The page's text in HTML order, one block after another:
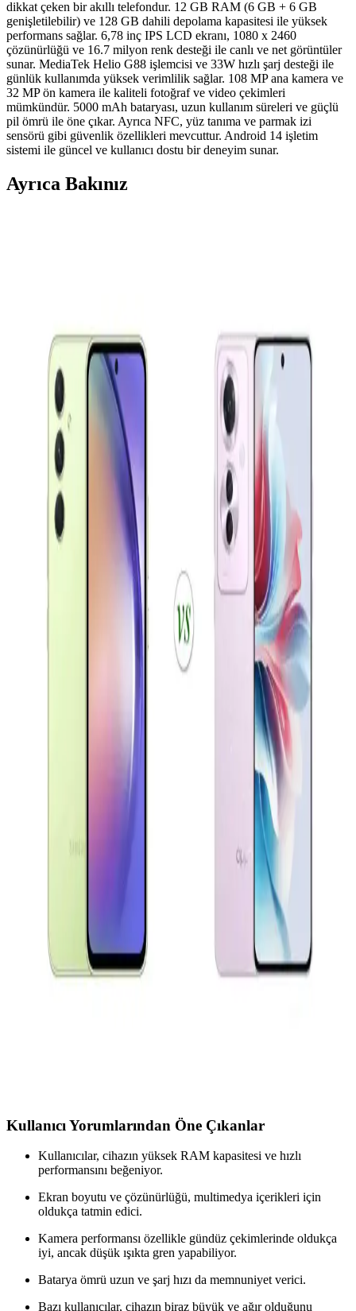
dikkat çeken bir akıllı telefondur. 12 GB RAM (6 GB + 6 GB
genişletilebilir) ve 128 GB dahili depolama kapasitesi ile yüksek
performans sağlar. 6,78 inç IPS LCD ekranı, 1080 x 2460
çözünürlüğü ve 16.7 milyon renk desteği ile canlı ve net görüntüler
sunar. MediaTek Helio G88 işlemcisi ve 33W hızlı şarj desteği ile
günlük kullanımda yüksek verimlilik sağlar. 108 MP ana kamera ve
32 MP ön kamera ile kaliteli fotoğraf ve video çekimleri
mümkündür. 5000 mAh bataryası, uzun kullanım süreleri ve güçlü
pil ömrü ile öne çıkar. Ayrıca NFC, yüz tanıma ve parmak izi
sensörü gibi güvenlik özellikleri mevcuttur. Android 14 işletim
sistemi ile güncel ve kullanıcı dostu bir deneyim sunar.
Ayrıca Bakınız
Samsung Galaxy S23 ve Xiaomi 13 Karşılaştırması:
Performans, Tasarım ve Özellikler
Samsung Galaxy S23 ve Xiaomi 13 modellerinin tasarım,
performans, kamera ve batarya özelliklerini detaylı karşılaştırıyoruz.
Hangi telefon sizin ihtiyaçlarınıza uygun?
Akıllı Telefonların Evrimi ve Gelecekteki Teknolojik
Yenilikler
Günümüzde akıllı telefonlar, gelişmiş kameralar, hızlı işlemciler ve
5G teknolojisiyle yaşamımızı dönüştürüyor. Yapay zeka ve
katlanabilir ekranlar gibi yenilikler, kullanıcı deneyimini
zenginleştiriyor.
Samsung Galaxy A01: Uygun Fiyatlı Giriş Seviyesi
Akıllı Telefonu Özellikleri ve Performansı
Galaxy A01, uygun fiyatı ve temel özellikleriyle giriş seviyesi
kullanıcılar için ideal. 5.7 inç ekran, çift kamera ve 3000 mAh
batarya ile günlük kullanım için uygun bir seçenek.
Akıllı Telefon Seçiminde Ekran, Batarya ve Kamera
Bu yazıda Oppo Reno A3 ve Samsung A04e gibi çeşitli akıllı
telefon modellerinin ekran, batarya ve kamera özellikleri
karşılaştırılarak kullanıcıların tercihini etkileyen faktörler inceleniyor.
Xiaomi Redmi 13 ve Samsung Galaxy A16
Karşılaştırması Güncel Özellikler ve Teknolojik
Xiaomi Redmi 13 ve Samsung Galaxy A16 modellerinin tasarım,
ekran, kamera ve batarya özellikleri karşılaştırılarak güncel
Samsung Galaxy A Serisi Model Seçimi ve Teknik
Özellikler Rehberi
Samsung Galaxy A serisinin teknik detayları ve model seçiminde
dikkat edilmesi gerekenler hakkında kapsamlı bilgiler içerir.
Kullanıcı Yorumlarından Öne Çıkanlar
Kullanıcılar, cihazın yüksek RAM kapasitesi ve hızlı
performansını beğeniyor.
Ekran boyutu ve çözünürlüğü, multimedya içerikleri için
oldukça tatmin edici.
Kamera performansı özellikle gündüz çekimlerinde oldukça
iyi, ancak düşük ışıkta gren yapabiliyor.
Batarya ömrü uzun ve şarj hızı da memnuniyet verici.
Bazı kullanıcılar, cihazın biraz büyük ve ağır olduğunu